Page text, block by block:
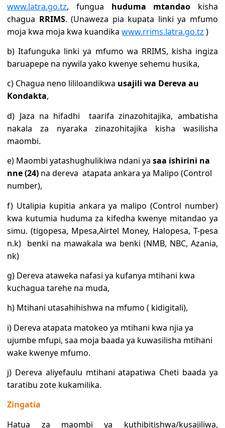
www.latra.go.tz, fungua huduma mtandao kisha
chagua RRIMS. (Unaweza pia kupata linki ya mfumo
moja kwa moja kwa kuandikawww.rrims.latra.go.tz )
b) Itafunguka linki ya mfumo wa RRIMS, kisha ingiza
baruapepe na nywila yako kwenye sehemu husika,
c) Chagua neno lililoandikwa usajili wa Dereva au
Kondakta,
d) Jaza na hifadhi taarifa zinazohitajika, ambatisha
nakala za nyaraka zinazohitajika kisha wasilisha
maombi.
e) Maombi yatashughulikiwa ndani yasaa ishirini na
nne (24) na dereva atapata ankara ya Malipo (Control
number),
f) Utalipia kupitia ankara ya malipo (Control number)
kwa kutumia huduma za kifedha kwenye mitandao ya
simu. (tigopesa, Mpesa,Airtel Money, Halopesa, T-pesa
n.k) benki na mawakala wa benki (NMB, NBC, Azania,
nk)
g) Dereva ataweka nafasi ya kufanya mtihani kwa
kuchagua tarehe na muda,
h) Mtihani utasahihishwa na mfumo ( kidigitali),
i) Dereva atapata matokeo ya mtihani kwa njia ya
ujumbe mfupi, saa moja baada ya kuwasilisha mtihani
wake kwenye mfumo.
j) Dereva aliyefaulu mtihani atapatiwa Cheti baada ya
taratibu zote kukamilika.
Zingatia
Hatua za maombi ya kuthibitishwa/kusajiliwa,